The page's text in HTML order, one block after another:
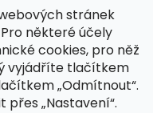
stránek
některé účely
cookies, pro něž
vyjádříte tlačítkem
„Odmítnout“.
přes „Nastavení“.